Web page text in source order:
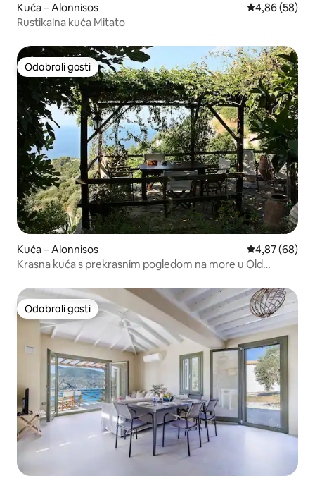
Kuća – Alonnisos Prosječna
4,86 (58)
Rustikalna kuća Mitato
Odabrali gosti
Odabrali gosti
Kuća – Alonnisos Prosječna
4,87 (68)
Krasna kuća s prekrasnim pogledom na more u Old
Odabrali gosti
Odabrali gosti